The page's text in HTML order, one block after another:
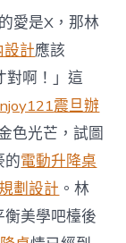
商
場
投
資
防
御
價
值
凸
顯 億
嵐
室
內
愛是X，那林
設計應該
對啊！」這
震旦辦
色光芒，試圖
的電動升降桌
劃設計 。林
美學吧檯後